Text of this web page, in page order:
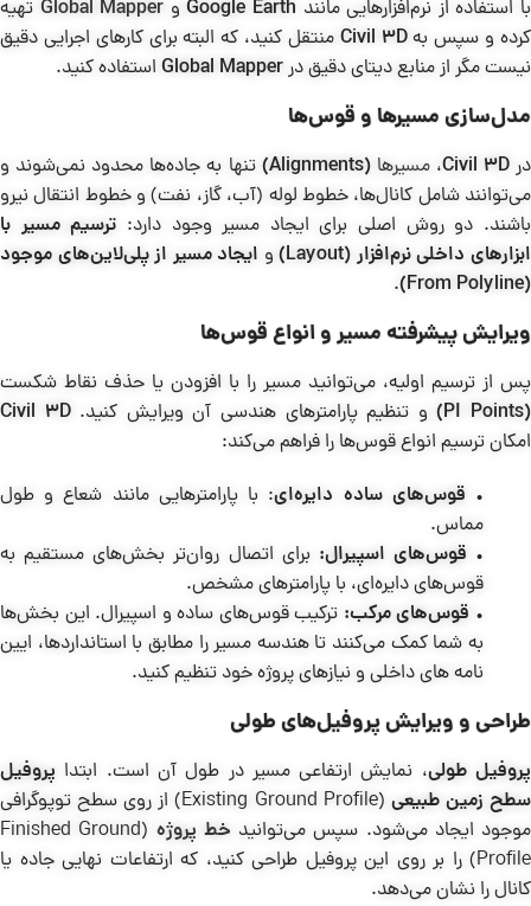
با استفاده از نرم‌افزارهایی مانند Google Earthو Global Mapper تهیه
کرده و سپس بهCivil 3D منتقل کنید، که البته برای کارهای اجرایی دقیق
نیست مگر از منابع دیتای دقیق درGlobal Mapper استفاده کنید.
مدل‌سازی مسیرها و قوس‌ها
درCivil 3D،مسیرها (Alignments)
تنها به جاده‌ها محدود نمی‌شوند و
می‌توانند شامل کانال‌ها، خطوط لوله (آب، گاز، نفت) و خطوط انتقال نیرو
باشند. دو روش اصلی برای ایجاد مسیر وجود دارد: ترسیم مسیر با
ابزارهای داخلی نرم‌افزار (Layout) و ایجاد مسیر از پلی‌لاین‌های موجود
(From Polyline)
.
ویرایش پیشرفته مسیر و انواع قوس‌ها
پس از ترسیم اولیه، می‌توانید مسیر را با افزودن یا حذف نقاط شکست
(PI Points)
و تنظیم پارامترهای هندسی آن ویرایش کنید.Civil 3D
امکان ترسیم انواع قوس‌ها را فراهم می‌کند:
• قوس‌های ساده دایره‌ای: با پارامترهایی مانند شعاع و طول
مماس.
• قوس‌های اسپیرال: برای اتصال روان‌تر بخش‌های مستقیم به
قوس‌های دایره‌ای، با پارامترهای مشخص.
• قوس‌های مرکب: ترکیب قوس‌های ساده و اسپیرال. این بخش‌ها
به شما کمک می‌کنند تا هندسه مسیر را مطابق با استانداردها، ایین
نامه های داخلی و نیازهای پروژه خود تنظیم کنید.
طراحی و ویرایش پروفیل‌های طولی
پروفیل طولی، نمایش ارتفاعی مسیر در طول آن است. ابتدا پروفیل
سطح زمین طبیعی
(Existing Ground Profile) از روی سطح توپوگرافی
موجود ایجاد می‌شود. سپس می‌توانید خط پروژه (Finished Ground
Profile) را بر روی این پروفیل طراحی کنید، که ارتفاعات نهایی جاده یا
کانال را نشان می‌دهد.